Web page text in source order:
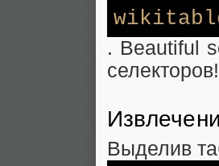
. Beautiful
селекторов!
Выделив